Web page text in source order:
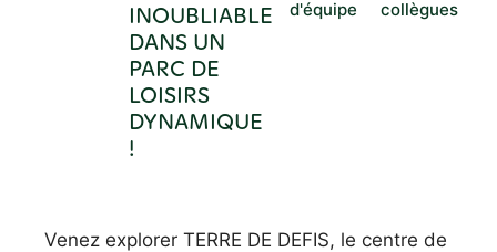
INOUBLIABLE
DANS UN
PARC DE
LOISIRS
DYNAMIQUE
!
d'équipe
collègues
Venez explorer TERRE DE DEFIS, le centre de